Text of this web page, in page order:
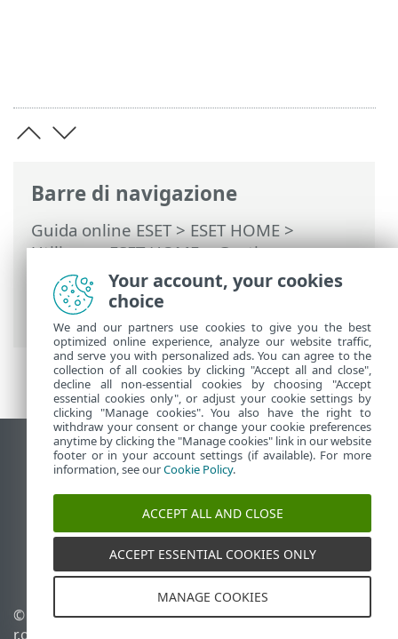
Barre di navigazione
Guida online ESET> ESET HOME >
Utilizzare ESET HOME>Gestione
dell’account di ESET HOME> Come
effettuare l’autenticazione all’account
ESET HOME
Visualizza sito desktop
End of Life
ESET Knowledge Base
ESET Status Portal
Supporto regionale
© 1992 - 2026 ESET, spol. s
r.o. - Tutti i diritti riservati.
Gestisci cookie
Your account, your cookies
choice
We and our partners use cookies to give you the best
optimized online experience, analyze our website traffic,
and serve you with personalized ads. You can agree to the
collection of all cookies by clicking "Accept all and close",
decline all non-essential cookies by choosing "Accept
essential cookies only", or adjust your cookie settings by
clicking "Manage cookies". You also have the right to
withdraw your consent or change your cookie preferences
anytime by clicking the "Manage cookies" link in our website
footer or in your account settings (if available). For more
information, see ourCookie Policy.
ACCEPT ALL AND CLOSE
ACCEPT ESSENTIAL COOKIES ONLY
MANAGE COOKIES